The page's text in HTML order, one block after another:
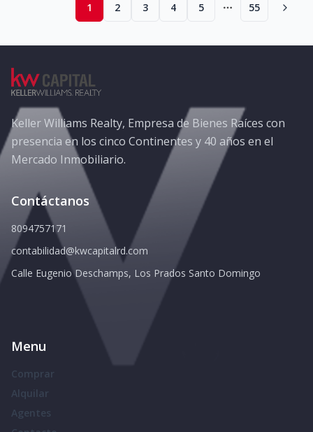
1 2 3 4 5
More pages
55
Keller Williams Realty, Empresa de Bienes Raíces con
presencia en los cinco Continentes y 40 años en el
Mercado Inmobiliario.
Contáctanos
8094757171
contabilidad@kwcapitalrd.com
Calle Eugenio Deschamps, Los Prados Santo Domingo
Menu
Comprar
Alquilar
Agentes